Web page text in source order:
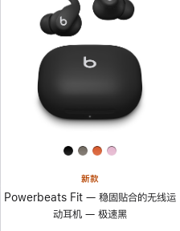
新款
Powerbeats Fit — 稳固贴合的无线运
动耳机 — 极速黑